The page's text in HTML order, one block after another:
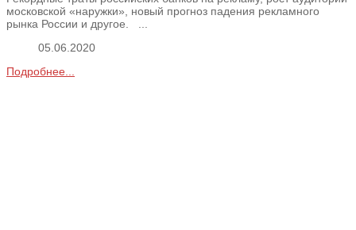
московской «наружки», новый прогноз падения рекламного
рынка России и другое. ...
05.06.2020
Подробнее...